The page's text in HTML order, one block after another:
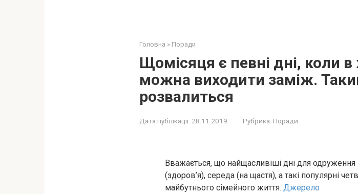
Головна » Поради
Щомісяця є певні дні, коли
можна виходити заміж.
розвалиться
Дата публікації: 28.11.2019 Рубрика: Поради
Вважається, що найщасливіші дні для одруження
(здоров’я), середа (на щастя), а такі популярні
майбутнього сімейного життя. Джерело